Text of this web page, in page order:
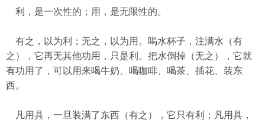
利，是一次性的；用，是无限性的。
有之，以为利；无之，以为用。喝水杯子，注满水（有
之），它再无其他功用，只是利。把水倒掉（无之），它就
有功用了，可以用来喝牛奶、喝咖啡、喝茶、插花、装东
西。
凡用具，一旦装满了东西（有之），它只有利；凡用具，